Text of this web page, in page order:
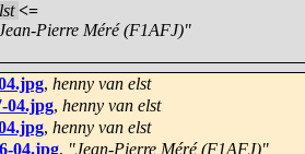
<=
Pierre Méré (F1AFJ)"
, henny van elst
04.jpg, henny van elst
, henny van elst
04.jpg, "Jean-Pierre Méré (F1AFJ)"